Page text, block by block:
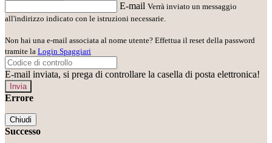
E-mail Verrà inviato un messaggio
all'indirizzo indicato con le istruzioni necessarie.
Non hai una e-mail associata al nome utente? Effettua il reset della password
tramite la Login Spaggiari
E-mail inviata, si prega di controllare la casella di posta elettronica!
Errore
Chiudi
Successo